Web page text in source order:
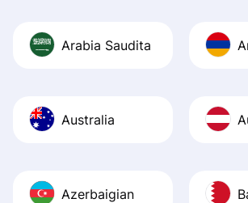
Arabia Saudita
Australia
Azerbaigian